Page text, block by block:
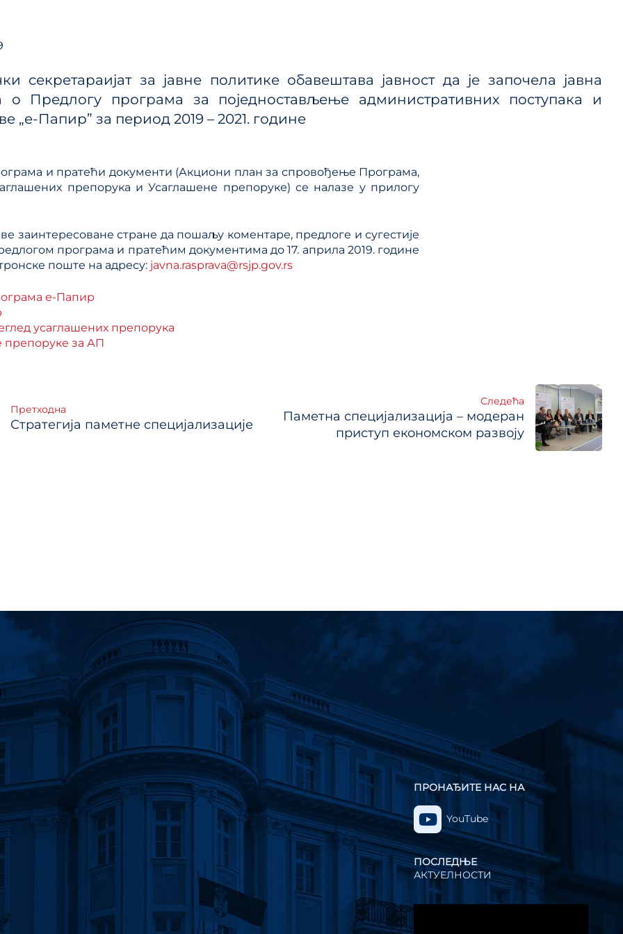
Приручници и смернице
Анализе из области планског
система
секретараијат за јавне политике обавештава јавност да је започела јавна
о Предлогу програма за поједностављење административних поступака и
„е-Папир” за период 2019 – 2021. године
и пратећи документи (Акциони план за спровођење Програма,
препорука и Усаглашене препоруке) се налазе у прилогу
заинтересоване стране да пошаљу коментаре, предлоге и сугестије
програма и пратећим документима до 17. априла 2019. године
поште на адресу: javna.rasprava@rsjp.gov.rs
е-Папир
усаглашених препорука
препоруке за АП
Претходна
Стратегија паметне специјализације
Следећа
Паметна специјализација – модеран
приступ економском развоју
ПРОНАЂИТЕ НАС НА
YouTube
ПОСЛЕДЊЕ
АКТУЕЛНОСТИ
Прегледач
видео